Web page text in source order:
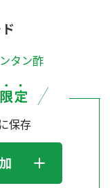
タン酢
保存